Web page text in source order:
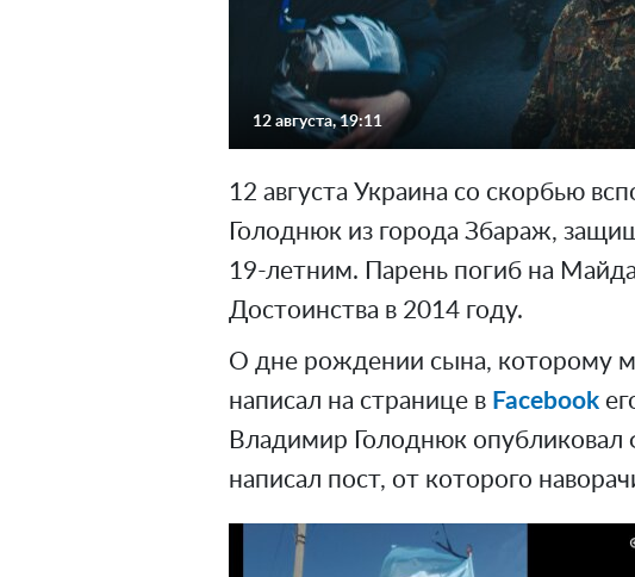
12 августа, 19:11
12 августа Украина со скорбью
Голоднюк из города Збараж,
19-летним. Парень погиб на
Достоинства в 2014 году.
О дне рождении сына, которому
написал на странице в Facebook
Владимир Голоднюк
написал пост, от которого